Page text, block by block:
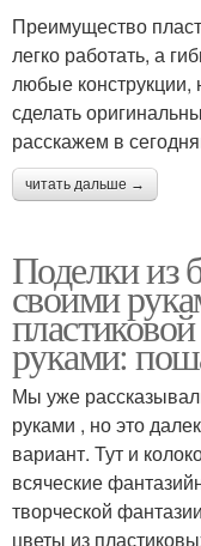
Преимущество
легко работать, а
любые конструкции,
сделать
расскажем в
читать дальше →
Поделки из
своими
руками:
Мы уже
руками , но это
вариант. Тут и
всяческие
творческой
цветы из